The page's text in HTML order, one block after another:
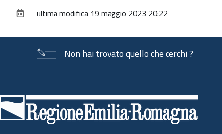
documentoultima modifica 19 maggio 2023 20:22
Non hai trovato quello che cerchi ?
di
pagina